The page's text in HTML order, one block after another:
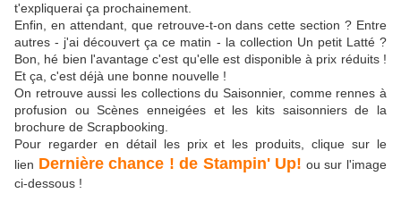
t'expliquerai ça prochainement.
Enfin, en attendant, que retrouve-t-on dans cette section ? Entre
autres - j'ai découvert ça ce matin - la collection Un petit Latté ?
Bon, hé bien l'avantage c'est qu'elle est disponible à prix réduits !
Et ça, c'est déjà une bonne nouvelle !
On retrouve aussi les collections du Saisonnier, comme rennes à
profusion ou Scènes enneigées et les kits saisonniers de la
brochure de Scrapbooking.
Pour regarder en détail les prix et les produits, clique sur le
lien Dernière chance ! de Stampin' Up! ou sur l'image
ci-dessous !